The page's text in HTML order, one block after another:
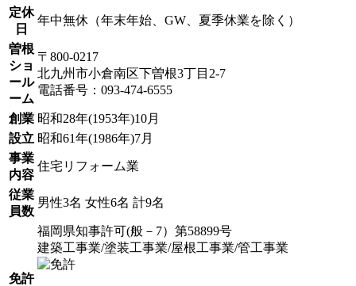
定休
日
年中無休（年末年始、GW、夏季休業を除く）
曽根
ショ
ール
ーム
〒800-0217
北九州市小倉南区下曽根3丁目2-7
電話番号：093-474-6555
創業 昭和28年(1953年)10月
設立 昭和61年(1986年)7月
事業
内容
住宅リフォーム業
従業
員数
男性3名 女性6名 計9名
免許
福岡県知事許可(般－7）第58899号
建築工事業/塗装工事業/屋根工事業/管工事業